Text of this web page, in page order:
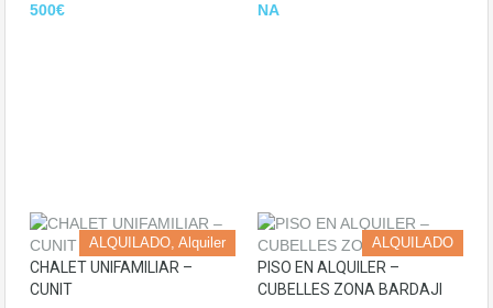
500€ NA
ALQUILADO, Alquiler
CHALET UNIFAMILIAR –
CUNIT
ALQUILADO
PISO EN ALQUILER –
CUBELLES ZONA BARDAJI